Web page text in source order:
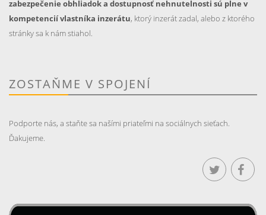
zabezpečenie obhliadok a dostupnosť nehnutelnosti sú plne v
kompetencií vlastníka inzerátu, ktorý inzerát zadal, alebo z ktorého
stránky sa k nám stiahol.
ZOSTAŇME V SPOJENÍ
Podporte nás, a staňte sa našími priateľmi na sociálnych sieťach.
Ďakujeme.